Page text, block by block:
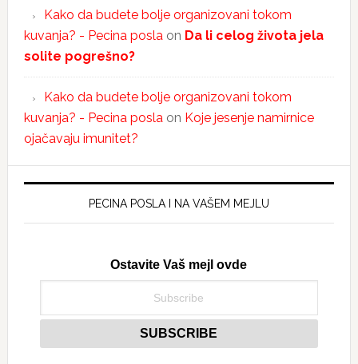
Kako da budete bolje organizovani tokom
kuvanja? - Pecina poslaon Da li celog života jela
solite pogrešno?
Kako da budete bolje organizovani tokom
kuvanja? - Pecina poslaon Koje jesenje namirnice
ojačavaju imunitet?
PECINA POSLA I NA VAŠEM MEJLU
Ostavite Vaš mejl ovde